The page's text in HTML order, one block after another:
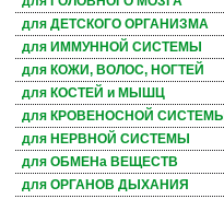
для ДЕТСКОГО ОРГАНИЗМА
для ИММУННОЙ СИСТЕМЫ
для КОЖИ, ВОЛОС, НОГТЕЙ
для КОСТЕЙ и МЫШЦ
для КРОВЕНОСНОЙ СИСТЕМЫ
для НЕРВНОЙ СИСТЕМЫ
для ОБМЕНа ВЕЩЕСТВ
для ОРГАНОВ ДЫХАНИЯ